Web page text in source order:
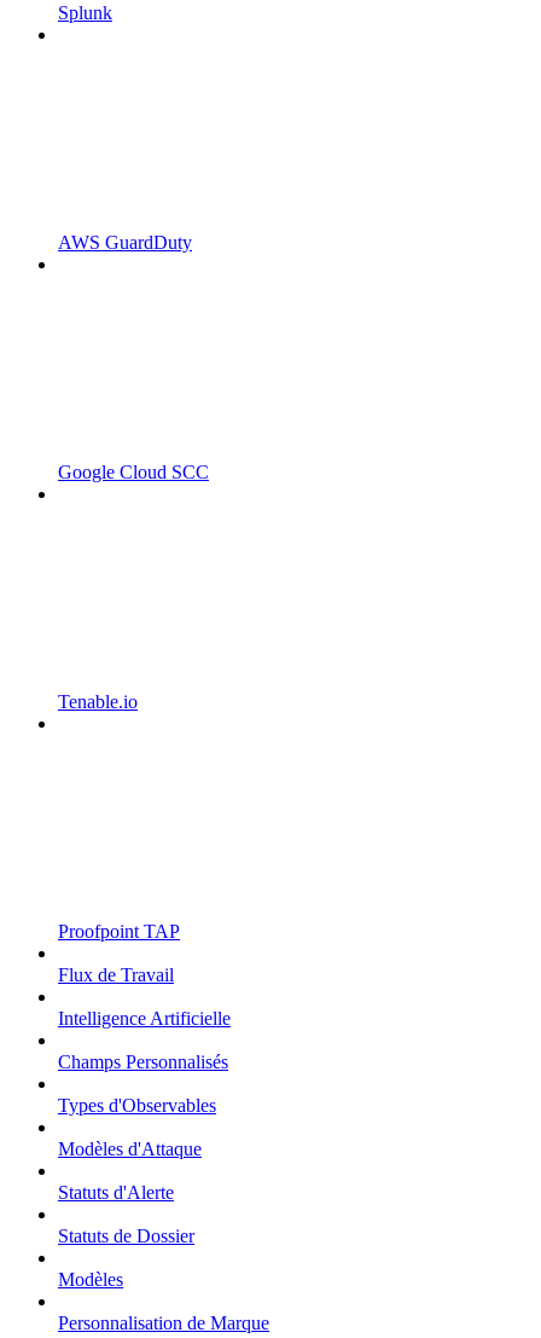
Splunk
AWS GuardDuty
Google Cloud SCC
Tenable.io
Proofpoint TAP
Flux de Travail
Intelligence Artificielle
Champs Personnalisés
Types d'Observables
Modèles d'Attaque
Statuts d'Alerte
Statuts de Dossier
Modèles
Personnalisation de Marque